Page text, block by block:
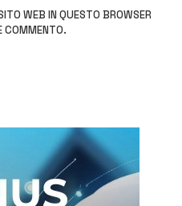
WEB IN QUESTO BROWSER
COMMENTO.